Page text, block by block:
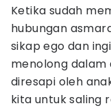
Ketika sudah
hubungan
sikap ego dan
menolong dalam
diresapi oleh
kita untuk saling